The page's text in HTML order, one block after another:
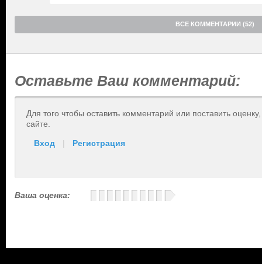
ВСЕ КОММЕНТАРИИ (52)
Оставьте Ваш комментарий:
Для того чтобы оставить комментарий или поставить
сайте.
Вход | Регистрация
Ваша оценка: